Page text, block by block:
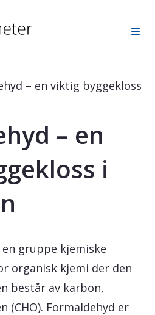
på + (pluss) for å forstørre
– en viktig byggekloss
– en
i
gruppe kjemiske
organisk kjemi der den
består av karbon,
(CHO). Formaldehyd er